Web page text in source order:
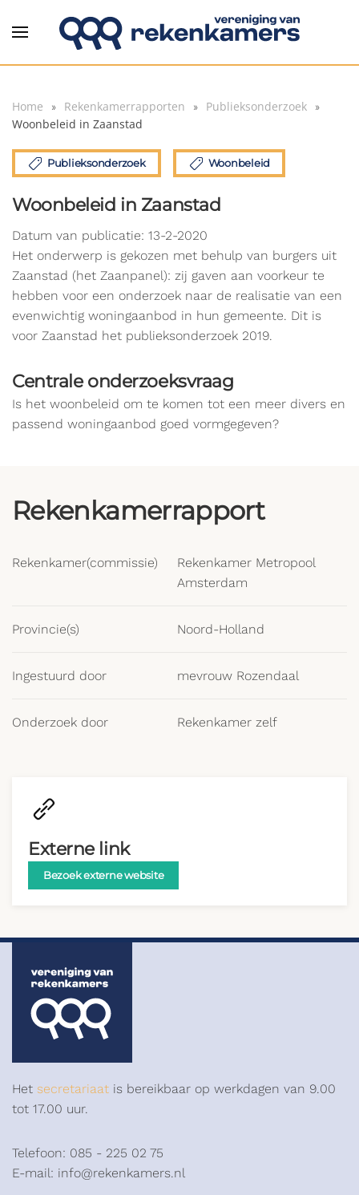
Overslaan en naar de inhoud gaan
Home Rekenkamerrapporten
Publieksonderzoek
Woonbeleid in Zaanstad
Publieksonderzoek Woonbeleid
Woonbeleid in Zaanstad
Datum van publicatie: 13-2-2020
Het onderwerp is gekozen met behulp van burgers uit
Zaanstad (het Zaanpanel): zij gaven aan voorkeur te
hebben voor een onderzoek naar de realisatie van een
evenwichtig woningaanbod in hun gemeente. Dit is
voor Zaanstad het publieksonderzoek 2019.
Centrale onderzoeksvraag
Is het woonbeleid om te komen tot een meer divers en
passend woningaanbod goed vormgegeven?
Rekenkamerrapport
Rekenkamer(commissie)
Rekenkamer Metropool
Amsterdam
Provincie(s) Noord-Holland
Ingestuurd door mevrouw Rozendaal
Onderzoek door Rekenkamer zelf
Externe link
Bezoek externe website
Het secretariaat is bereikbaar op werkdagen van 9.00
tot 17.00 uur.
Telefoon: 085 - 225 02 75
E-mail: info@rekenkamers.nl